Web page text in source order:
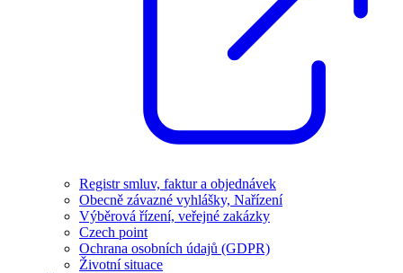
Registr smluv, faktur a objednávek
Obecně závazné vyhlášky, Nařízení
Výběrová řízení, veřejné zakázky
Czech point
Ochrana osobních údajů (GDPR)
Životní situace